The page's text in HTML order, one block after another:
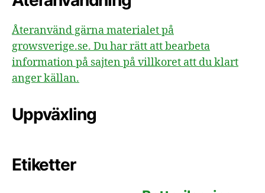
Återanvänd gärna materialet på
growsverige.se. Du har rätt att bearbeta
information på sajten på villkoret att du klart
anger källan.
Uppväxling
Etiketter